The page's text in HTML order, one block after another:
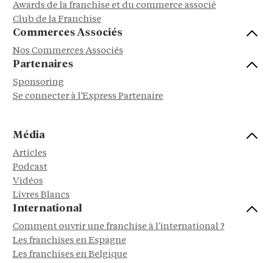
Awards de la franchise et du commerce associé
Club de la Franchise
Commerces Associés
Nos Commerces Associés
Partenaires
Sponsoring
Se connecter à l'Express Partenaire
Média
Articles
Podcast
Vidéos
Livres Blancs
International
Comment ouvrir une franchise à l'international ?
Les franchises en Espagne
Les franchises en Belgique